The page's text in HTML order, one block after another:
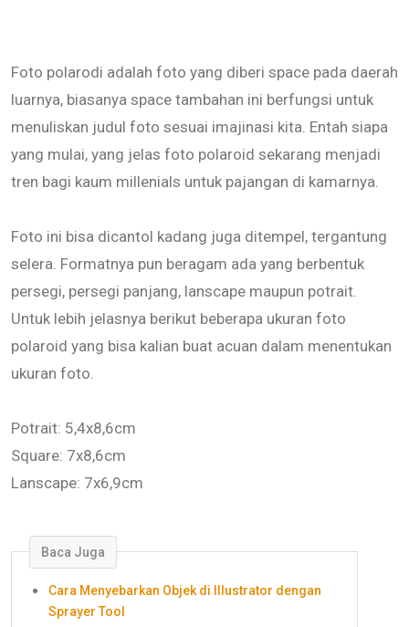
Foto polarodi adalah foto yang diberi space pada daerah
luarnya, biasanya space tambahan ini berfungsi untuk
menuliskan judul foto sesuai imajinasi kita. Entah siapa
yang mulai, yang jelas foto polaroid sekarang menjadi
tren bagi kaum millenials untuk pajangan di kamarnya.
Foto ini bisa dicantol kadang juga ditempel, tergantung
selera. Formatnya pun beragam ada yang berbentuk
persegi, persegi panjang, lanscape maupun potrait.
Untuk lebih jelasnya berikut beberapa ukuran foto
polaroid yang bisa kalian buat acuan dalam menentukan
ukuran foto.
Potrait: 5,4x8,6cm
Square: 7x8,6cm
Lanscape: 7x6,9cm
Baca Juga
Cara Menyebarkan Objek di Illustrator dengan
Sprayer Tool